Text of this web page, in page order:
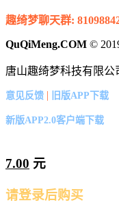
趣绮梦聊天群:
QuQiMeng.COM ©
唐山趣绮梦科技有限公
意见反馈 | 旧版APP下载
新版APP2.0客户端下载
7.00 元
请登录后购买